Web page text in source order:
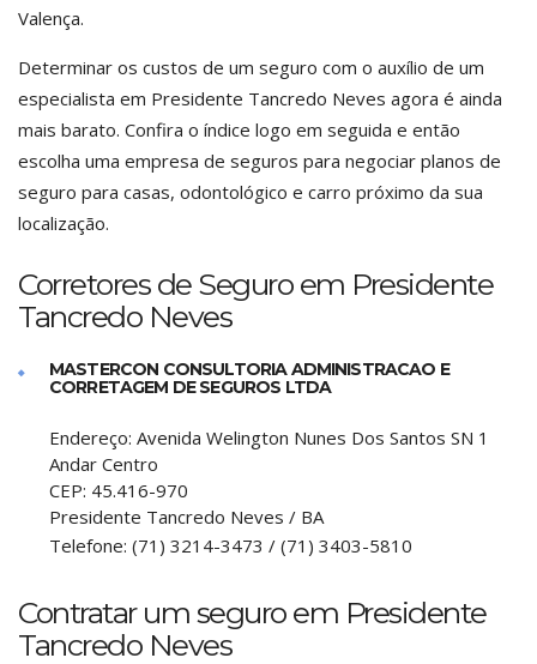
Valença.
Determinar os custos de um seguro com o auxílio de um
especialista em Presidente Tancredo Neves agora é ainda
mais barato. Confira o índice logo em seguida e então
escolha uma empresa de seguros para negociar planos de
seguro para casas, odontológico e carro próximo da sua
localização.
Corretores de Seguro em Presidente
Tancredo Neves
MASTERCON CONSULTORIA ADMINISTRACAO E
CORRETAGEM DE SEGUROS LTDA
Endereço: Avenida Welington Nunes Dos Santos SN 1
Andar Centro
CEP: 45.416-970
Presidente Tancredo Neves / BA
Telefone: (71) 3214-3473 / (71) 3403-5810
Contratar um seguro em Presidente
Tancredo Neves